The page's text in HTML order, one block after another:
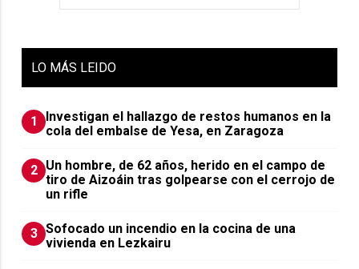
LO MÁS LEIDO
1
Investigan el hallazgo de restos humanos en la
cola del embalse de Yesa, en Zaragoza
2 Un hombre, de 62 años, herido en el campo de
tiro de Aizoáin tras golpearse con el cerrojo de
un rifle
3 Sofocado un incendio en la cocina de una
vivienda en Lezkairu